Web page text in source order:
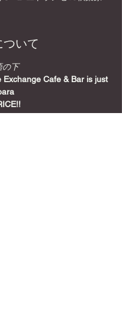
ついて
の下
Exchange Cafe & Bar is just